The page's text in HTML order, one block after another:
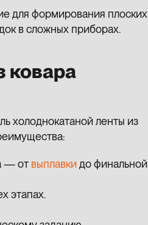
для формирования плоских
в сложных приборах.
ковара
холоднокатаной ленты из
— от выплавкидо финальной
этапах.